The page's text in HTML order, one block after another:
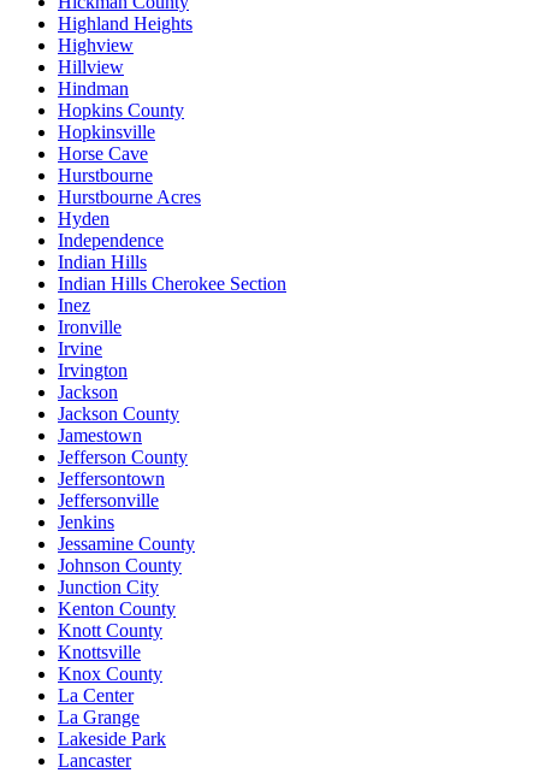
Highland Heights
Highview
Hillview
Hindman
Hopkins County
Hopkinsville
Horse Cave
Hurstbourne
Hurstbourne Acres
Hyden
Independence
Indian Hills
Indian Hills Cherokee Section
Inez
Ironville
Irvine
Irvington
Jackson
Jackson County
Jamestown
Jefferson County
Jeffersontown
Jeffersonville
Jenkins
Jessamine County
Johnson County
Junction City
Kenton County
Knott County
Knottsville
Knox County
La Center
La Grange
Lakeside Park
Lancaster